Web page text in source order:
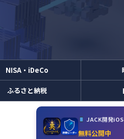
NISA・iDeCo
ふるさと納税
JACK開発iOS
無料公開中